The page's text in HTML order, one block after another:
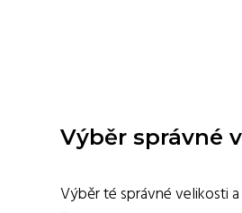
Výběr správné
Výběr té správné velikosti